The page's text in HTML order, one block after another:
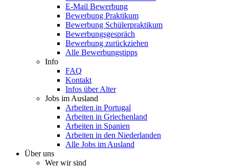
E-Mail Bewerbung
Bewerbung Praktikum
Bewerbung Schülerpraktikum
Bewerbungsgespräch
Bewerbung zurückziehen
Alle Bewerbungstipps
Info
FAQ
Kontakt
Infos über Alter
Jobs im Ausland
Arbeiten in Portugal
Arbeiten in Griechenland
Arbeiten in Spanien
Arbeiten in den Niederlanden
Alle Jobs im Ausland
Über uns
Wer wir sind